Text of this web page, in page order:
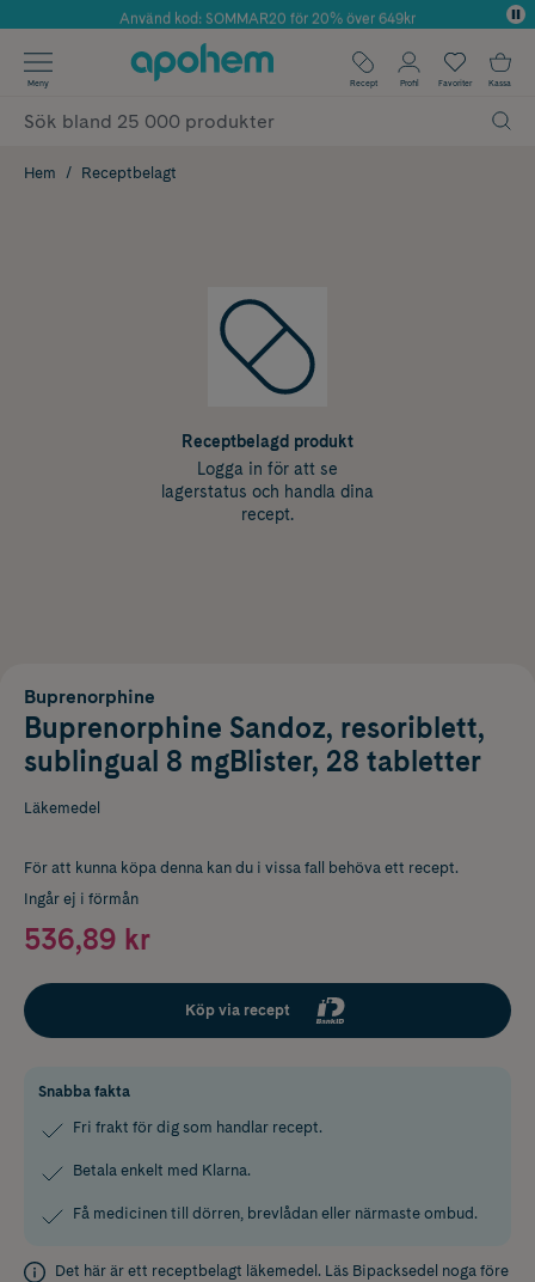
Årets Butik 2025 inom Skönhet
Använd kod: SOMMAR20 för 20% över 649kr
✓ Fri frakt
✓ Poäng på alla köp*
Meny Recept Profil Favoriter Kassa
Hem Receptbelagt
Receptbelagd produkt
Logga in för att se
lagerstatus och handla dina
recept.
Buprenorphine
Buprenorphine Sandoz, resoriblett,
sublingual 8 mgBlister, 28 tabletter
Läkemedel
För att kunna köpa denna kan du i vissa fall behöva ett recept.
Ingår ej i förmån
536,89 kr
Köp via recept
Snabba fakta
Fri frakt för dig som handlar recept.
Betala enkelt med Klarna.
Få medicinen till dörren, brevlådan eller närmaste ombud.
Det här är ett receptbelagt läkemedel. Läs Bipacksedel noga före